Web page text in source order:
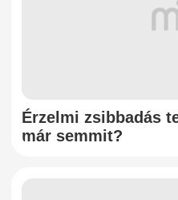
Érzelmi zsibbadás
már semmit?